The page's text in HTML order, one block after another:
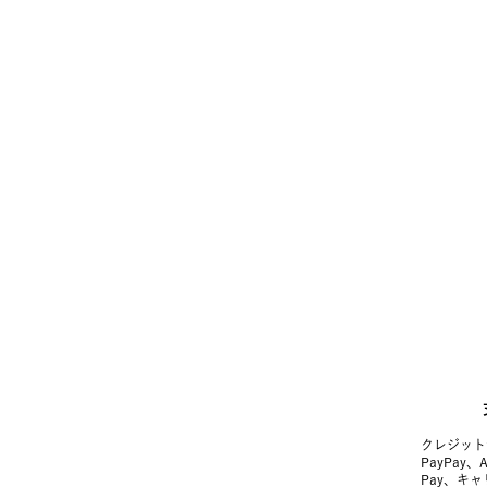
クレジッ
PayPay、
Pay、キャ